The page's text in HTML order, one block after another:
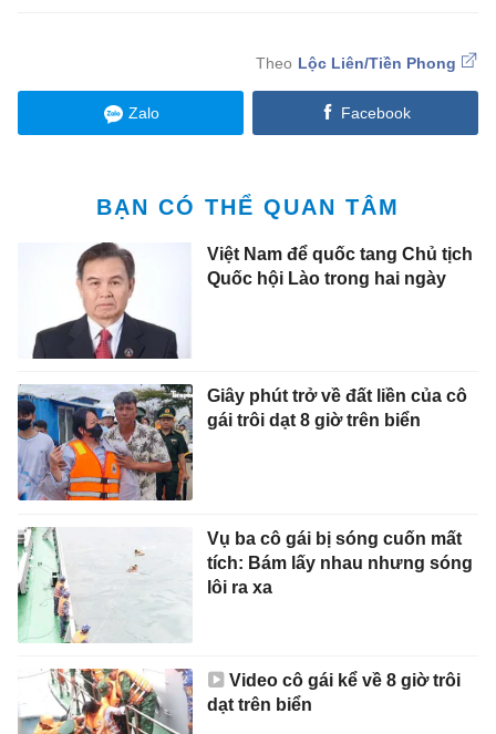
Lộc Liên/Tiền Phong
Zalo Facebook
BẠN CÓ THỂ QUAN TÂM
Việt Nam để quốc tang Chủ tịch
Quốc hội Lào trong hai ngày
Giây phút trở về đất liền của cô
gái trôi dạt 8 giờ trên biển
Vụ ba cô gái bị sóng cuốn mất
tích: Bám lấy nhau nhưng sóng
lôi ra xa
Video cô gái kể về 8 giờ trôi
dạt trên biển